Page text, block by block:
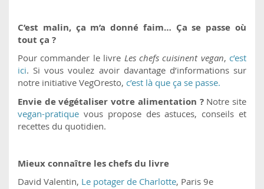
C’est malin, ça m’a donné faim… Ça se passe où
tout ça ?
Pour commander le livre Les chefs cuisinent vegan, c’est
ici. Si vous voulez avoir davantage d’informations sur
notre initiative VegOresto, c’est là que ça se passe.
Envie de végétaliser votre alimentation ?Notre site
vegan-pratique vous propose des astuces, conseils et
recettes du quotidien.
Mieux connaître les chefs du livre
David Valentin, Le potager de Charlotte, Paris 9e